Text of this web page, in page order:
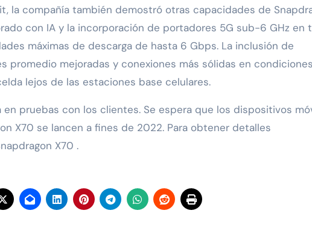
la compañía también demostró otras capacidades de
con IA y la incorporación de portadores 5G sub-6 GHz en
máximas de descarga de hasta 6 Gbps. La inclusión de
promedio mejoradas y conexiones más sólidas en condiciones
lejos de las estaciones base celulares.
pruebas con los clientes. Se espera que los dispositivos
X70 se lancen a fines de 2022. Para obtener detalles
X70 .